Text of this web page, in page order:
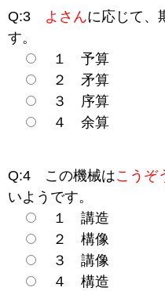
Q:3 よさんに応じて、
す。
１ 予算
２ 矛算
３ 序算
４ 余算
Q:4 この機械はこうぞ
いようです。
１ 講造
２ 構像
３ 講像
４ 構造